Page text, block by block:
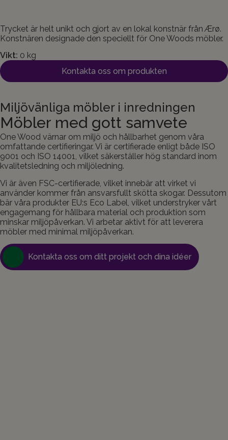
Trycket är helt unikt och gjort av en lokal konstnär från Ærø.
Konstnären designade den speciellt för One Woods möbler.
Vikt: 0 kg
Kontakta oss om produkten
Miljövänliga möbler i inredningen
Möbler med gott samvete
One Wood värnar om miljö och hållbarhet genom våra
omfattande certifieringar. Vi är certifierade enligt både ISO
9001 och ISO 14001, vilket säkerställer hög standard inom
kvalitetsledning och miljöledning.
Vi är även FSC-certifierade, vilket innebär att virket vi
använder kommer från ansvarsfullt skötta skogar. Dessutom
bär våra produkter EU:s Eco Label, vilket understryker vårt
engagemang för hållbara material och produktion som
minskar miljöpåverkan. Vi arbetar aktivt för att leverera
möbler med minimal miljöpåverkan.
Kontakta oss om ditt projekt och dina idéer